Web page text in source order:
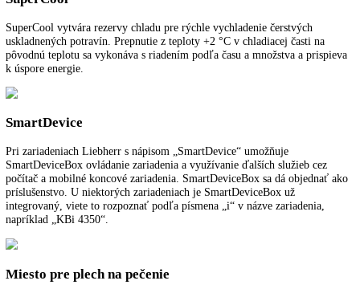
SuperCool:
Spotreba energie za rok:148,90 kWh/ročne
Pre viac informácií o 5 ročnej záruke na
LIEBHERRkliknite tu .
Ďalšie informácie
K stiahnutiu
SuperCool
SuperCool vytvára rezervy chladu pre rýchle vychladenie čerstvých